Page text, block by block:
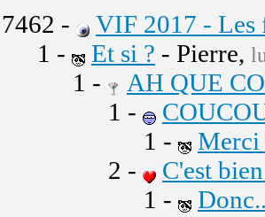
7462 -
VIF 2017 - Les
1 -
Et si ? - Pierre,
1 - AH QUE
1 -
1 -
Merci
2 -
C'est
1 -